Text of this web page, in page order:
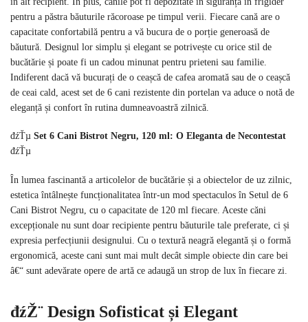
pentru a păstra băuturile răcoroase pe timpul verii. Fiecare cană are o
capacitate confortabilă pentru a vă bucura de o porție generoasă de
băutură. Designul lor simplu și elegant se potrivește cu orice stil de
bucătărie și poate fi un cadou minunat pentru prieteni sau familie.
Indiferent dacă vă bucurați de o ceașcă de cafea aromată sau de o ceașcă
de ceai cald, acest set de 6 cani rezistente din portelan va aduce o notă de
eleganță și confort în rutina dumneavoastră zilnică.
đźŤµ Set 6 Cani Bistrot Negru, 120 ml: O Eleganta de Necontestat
đźŤµ
În lumea fascinantă a articolelor de bucătărie și a obiectelor de uz zilnic,
estetica întâlnește funcționalitatea într-un mod spectaculos în Setul de 6
Cani Bistrot Negru, cu o capacitate de 120 ml fiecare. Aceste căni
excepționale nu sunt doar recipiente pentru băuturile tale preferate, ci și
expresia perfecțiunii designului. Cu o textură neagră elegantă și o formă
ergonomică, aceste cani sunt mai mult decât simple obiecte din care bei
â€“ sunt adevărate opere de artă ce adaugă un strop de lux în fiecare zi.
đźŽ¨ Design Sofisticat și Elegant